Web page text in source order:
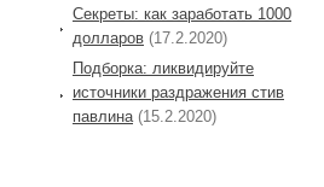
Секреты: как заработать 1000
долларов (17.2.2020)
Подборка: ликвидируйте
источники раздражения стив
павлина (15.2.2020)